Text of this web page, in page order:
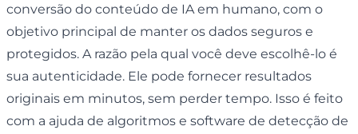
conversão do conteúdo de IA em humano, com o
objetivo principal de manter os dados seguros e
protegidos. A razão pela qual você deve escolhê-lo é
sua autenticidade. Ele pode fornecer resultados
originais em minutos, sem perder tempo. Isso é feito
com a ajuda de algoritmos e software de detecção de